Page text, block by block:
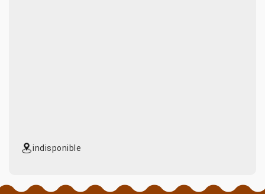
indisponible